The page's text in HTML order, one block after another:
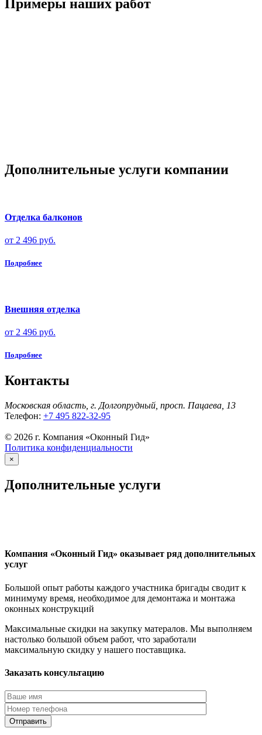
Примеры наших работ
Дополнительные услуги компании
Отделка балконов
от 2 496 руб.
Подробнее
Внешняя отделка
от 2 496 руб.
Подробнее
Контакты
Московская область, г. Долгопрудный, просп. Пацаева, 13
Телефон: +7 495 822-32-95
© 2026 г. Компания «Оконный Гид»
Политика конфиденциальности
×
Дополнительные услуги
Компания «Оконный Гид» оказывает ряд дополнительных
услуг
Большой опыт работы каждого участника бригады сводит к
минимуму время, необходимое для демонтажа и монтажа
оконных конструкций
Максимальные скидки на закупку матералов. Мы выполняем
настолько большой объем работ, что заработали
максимальную скидку у нашего поставщика.
Заказать консультацию